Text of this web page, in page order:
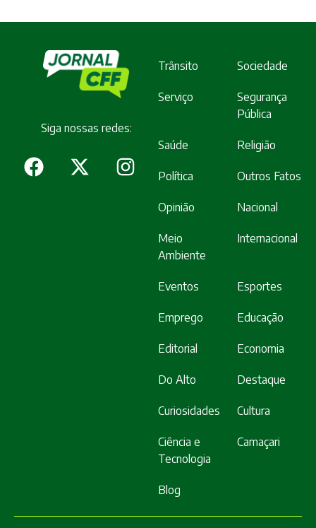
Siga nossas redes:
Trânsito Sociedade
Serviço
Segurança
Pública
Saúde Religião
Política Outros Fatos
Opinião Nacional
Meio
Ambiente
Internacional
Eventos Esportes
Emprego Educação
Editorial Economia
Do Alto Destaque
Curiosidades Cultura
Ciência e
Tecnologia
Camaçari
Blog